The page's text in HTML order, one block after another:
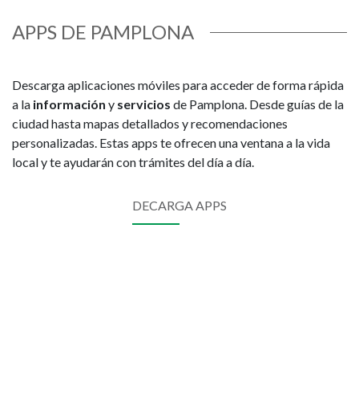
APPS DE PAMPLONA
Descarga aplicaciones móviles para acceder de forma rápida
a la información y servicios de Pamplona. Desde guías de la
ciudad hasta mapas detallados y recomendaciones
personalizadas. Estas apps te ofrecen una ventana a la vida
local y te ayudarán con trámites del día a día.
DECARGA APPS